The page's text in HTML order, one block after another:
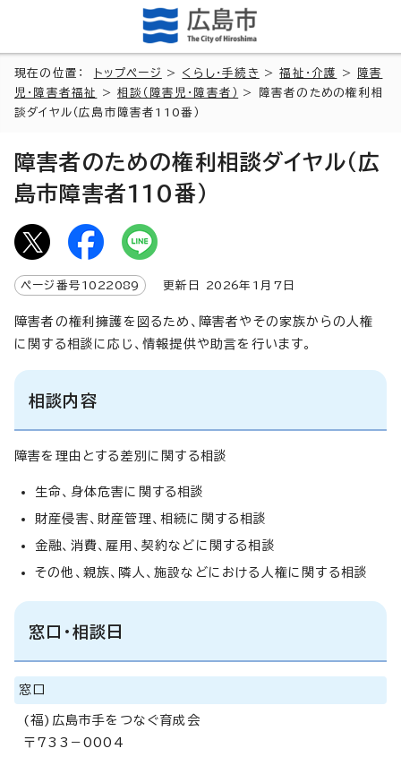
現在の位置： トップページ > くらし・手続き >福祉・介護 >
障害
児・障害者福祉
>相談（障害児・障害者）
> 障害者のための権利相
談ダイヤル（広島市障害者110番）
障害者のための権利相談ダイヤル（広
島市障害者110番）
ページ番号 1022089 更新日 2026年1月7日
障害者の権利擁護を図るため、障害者やその家族からの人権
に関する相談に応じ、情報提供や助言を行います。
相談内容
障害を理由とする差別に関する相談
生命、身体危害に関する相談
財産侵害、財産管理、相続に関する相談
金融、消費、雇用、契約などに関する相談
その他、親族、隣人、施設などにおける人権に関する相談
窓口・相談日
窓口
(福)広島市手をつなぐ育成会
〒733－0004